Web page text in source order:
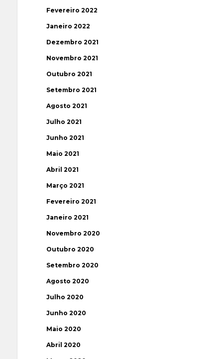
Fevereiro 2022
Janeiro 2022
Dezembro 2021
Novembro 2021
Outubro 2021
Setembro 2021
Agosto 2021
Julho 2021
Junho 2021
Maio 2021
Abril 2021
Março 2021
Fevereiro 2021
Janeiro 2021
Novembro 2020
Outubro 2020
Setembro 2020
Agosto 2020
Julho 2020
Junho 2020
Maio 2020
Abril 2020